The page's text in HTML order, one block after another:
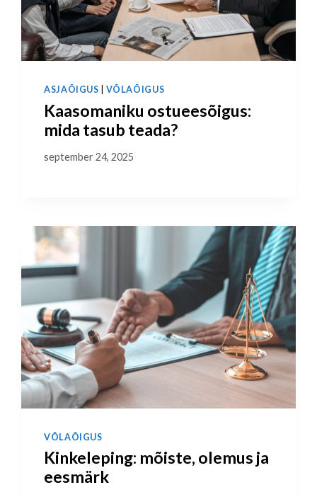
ASJAÕIGUS VÕLAÕIGUS
Kaasomaniku ostueesõigus:
mida tasub teada?
september 24, 2025
VÕLAÕIGUS
Kinkeleping: mõiste, olemus ja
eesmärk